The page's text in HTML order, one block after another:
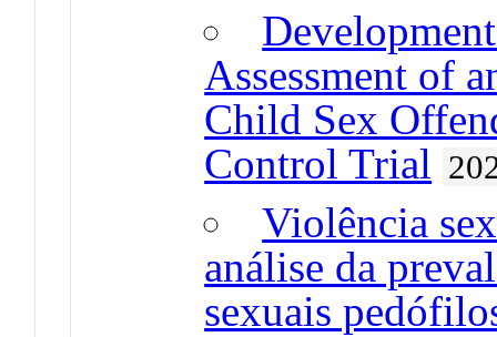
Assessment of
Child Sex
Control Trial
Violência
análise da
sexuais